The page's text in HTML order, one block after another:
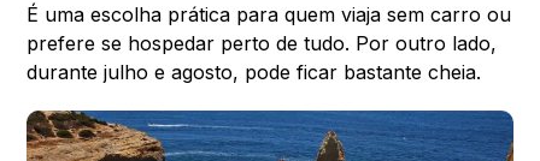
É uma escolha prática para quem viaja sem carro ou
prefere se hospedar perto de tudo. Por outro lado,
durante julho e agosto, pode ficar bastante cheia.